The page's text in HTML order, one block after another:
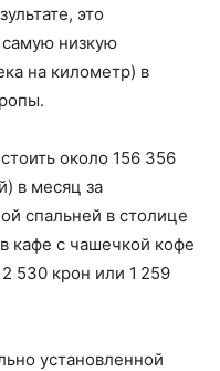
это
низкую
на километр) в
около 156 356
в месяц за
спальней в столице
кафе с чашечкой кофе
530 крон или 1 259
установленной